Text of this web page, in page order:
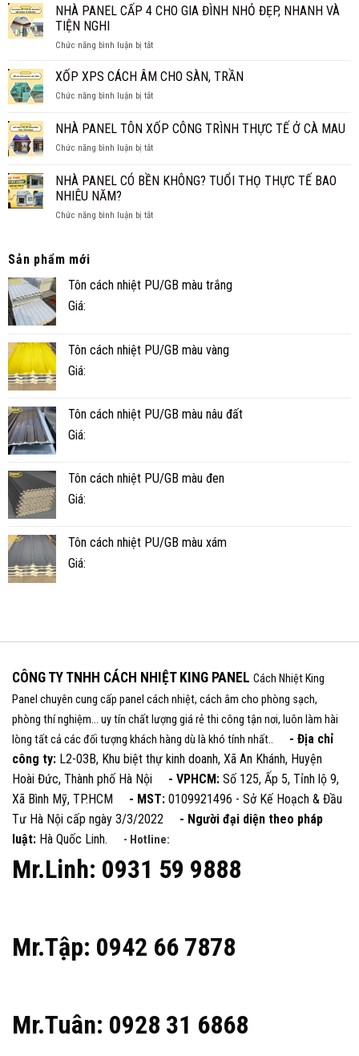
TIẾT
BÁO
NHẤT
NÊN
PANEL
NHIỆT
TRẦN
THỐNG?
NHÀ PANEL CẤP 4 CHO GIA ĐÌNH NHỎ ĐẸP, NHANH VÀ
TIỆN NGHI
Chức năng bình luận bị tắtở
PANEL
4
GIA
NHỎ
NHANH
XỐP XPS CÁCH ÂM CHO SÀN, TRẦN
Chức năng bình luận bị tắtở
XPS
CÁCH
ÂM
SÀN,
NHÀ PANEL TÔN XỐP CÔNG TRÌNH THỰC TẾ Ở CÀ MAU
Chức năng bình luận bị tắtở
PANEL
TÔN
CÔNG
CÀ
NHÀ PANEL CÓ BỀN KHÔNG? TUỔI THỌ THỰC TẾ BAO
NHIÊU NĂM?
Chức năng bình luận bị tắtở
KHÔNG?
BAO
Sản phẩm mới
Tôn cách nhiệt PU/GB màu trắng
Giá:
Tôn cách nhiệt PU/GB màu vàng
Giá:
Tôn cách nhiệt PU/GB màu nâu đất
Giá:
Tôn cách nhiệt PU/GB màu đen
Giá:
Tôn cách nhiệt PU/GB màu xám
Giá:
CÔNG TY TNHH CÁCH NHIỆT KING PANEL Cách Nhiệt King
Panel chuyên cung cấp panel cách nhiệt, cách âm cho phòng sạch,
phòng thí nghiệm... uy tín chất lượng giá rẻ thi công tận nơi, luôn làm hài
lòng tất cả các đối tượng khách hàng dù là khó tính nhất..
- Địa chỉ
công ty: L2-03B, Khu biệt thự kinh doanh, Xã An Khánh, Huyện
Hoài Đức, Thành phố Hà Nội - VPHCM: Số 125, Ấp 5, Tỉnh lộ 9,
Xã Bình Mỹ, TP.HCM - MST: 0109921496 - Sở Kế Hoạch & Đầu
Tư Hà Nội cấp ngày 3/3/2022 - Người đại diện theo pháp
luật: Hà Quốc Linh. - Hotline:
Mr.Linh: 0931 59 9888
Mr.Tập: 0942 66 7878
Mr.Tuân: 0928 31 6868